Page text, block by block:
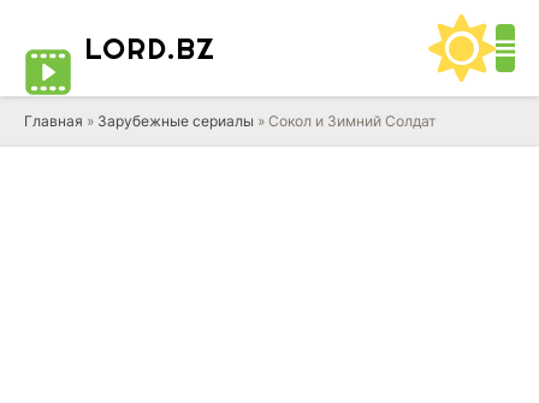
LORD.BZ
Главная » Зарубежные сериалы » Сокол и Зимний Солдат